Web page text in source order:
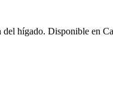
hígado. Disponible en